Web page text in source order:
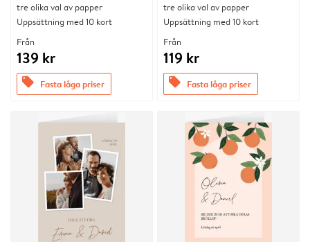
tre olika val av papper
Uppsättning med 10 kort
Från
139 kr
offers Fasta låga priser
tre olika val av papper
Uppsättning med 10 kort
Från
119 kr
offers Fasta låga priser